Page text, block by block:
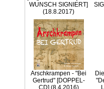
WUNSCH SIGNIERT]
(18.8.2017)
Arschkrampen - "Bei
Gertrud" [DOPPEL-
CD] (8.4.2016)